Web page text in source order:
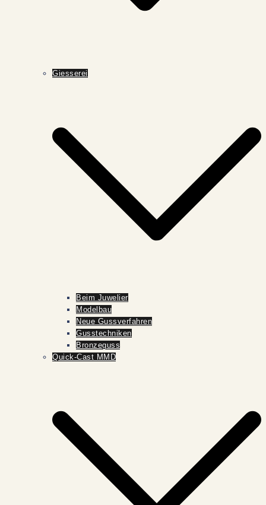
Giesserei
Beim Juwelier
Modelbau
Neue Gussverfahren
Gusstechniken
Bronzeguss
Quick-Cast MMD